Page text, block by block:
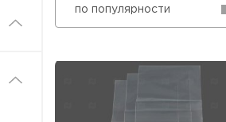
по популярности